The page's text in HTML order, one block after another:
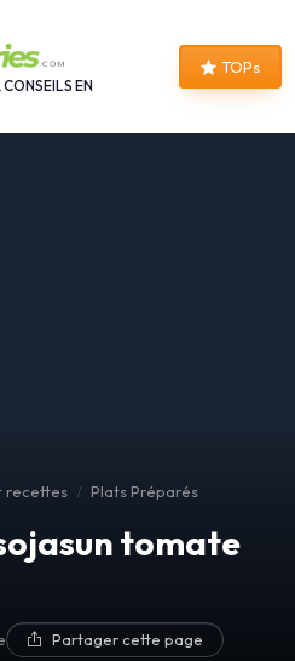
EN
TOPs
recettes Plats Préparés
tomate
Partager cette page